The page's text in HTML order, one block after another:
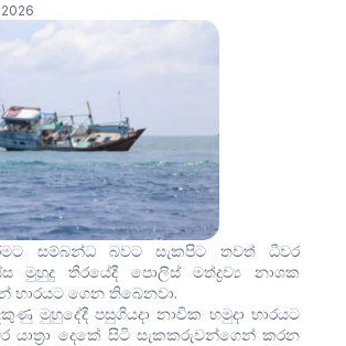
සම්බන්ධ බවට සැකපිට තවත් ධීවර
මුහුදු තීරයේදී පොලිස් මත්ද්‍රව්‍ය නාශක
භාරයට ගෙන තිබෙනවා.
මුහුදේදී පසුගියදා නාවික හමුදා භාරයට
යාත්‍රා දෙකේ සිටි සැකකරුවන්ගෙන් කරන